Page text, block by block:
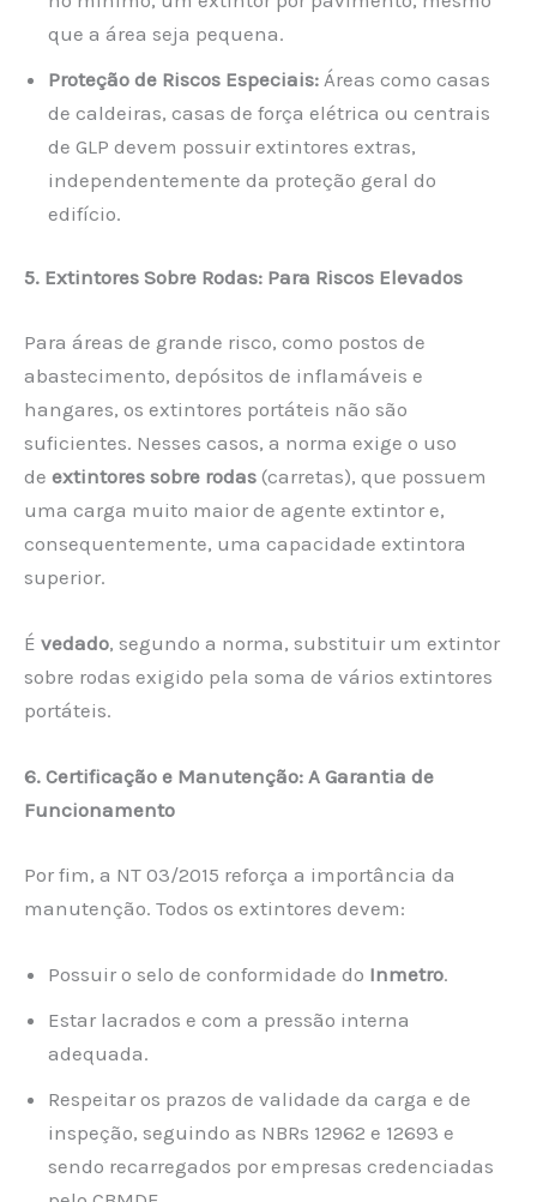
que a área seja pequena.
Proteção de Riscos Especiais: Áreas como casas
de caldeiras, casas de força elétrica ou centrais
de GLP devem possuir extintores extras,
independentemente da proteção geral do
edifício.
5. Extintores Sobre Rodas: Para Riscos Elevados
Para áreas de grande risco, como postos de
abastecimento, depósitos de inflamáveis e
hangares, os extintores portáteis não são
suficientes. Nesses casos, a norma exige o uso
de extintores sobre rodas (carretas), que possuem
uma carga muito maior de agente extintor e,
consequentemente, uma capacidade extintora
superior.
É vedado, segundo a norma, substituir um extintor
sobre rodas exigido pela soma de vários extintores
portáteis.
6. Certificação e Manutenção: A Garantia de
Funcionamento
Por fim, a NT 03/2015 reforça a importância da
manutenção. Todos os extintores devem:
Possuir o selo de conformidade do Inmetro.
Estar lacrados e com a pressão interna
adequada.
Respeitar os prazos de validade da carga e de
inspeção, seguindo as NBRs 12962 e 12693 e
sendo recarregados por empresas credenciadas